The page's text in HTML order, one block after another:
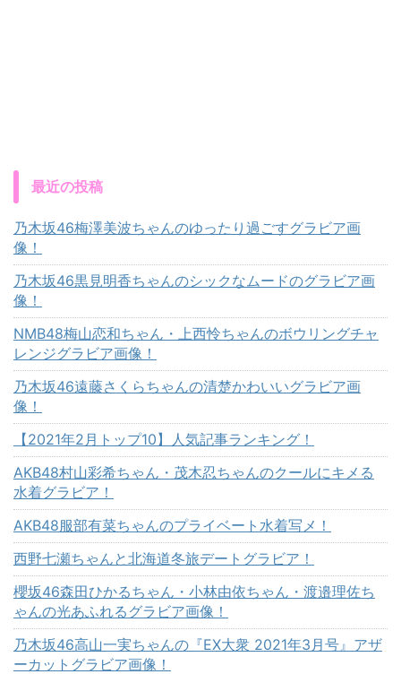
最近の投稿
乃木坂46梅澤美波ちゃんのゆったり過ごすグラビア画
像！
乃木坂46黒見明香ちゃんのシックなムードのグラビア画
像！
NMB48梅山恋和ちゃん・上西怜ちゃんのボウリングチャ
レンジグラビア画像！
乃木坂46遠藤さくらちゃんの清楚かわいいグラビア画
像！
【2021年2月トップ10】人気記事ランキング！
AKB48村山彩希ちゃん・茂木忍ちゃんのクールにキメる
水着グラビア！
AKB48服部有菜ちゃんのプライベート水着写メ！
西野七瀬ちゃんと北海道冬旅デートグラビア！
櫻坂46森田ひかるちゃん・小林由依ちゃん・渡邉理佐ち
ゃんの光あふれるグラビア画像！
乃木坂46高山一実ちゃんの『EX大衆 2021年3月号』アザ
ーカットグラビア画像！